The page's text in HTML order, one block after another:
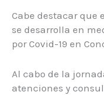
Cabe destacar que
se desarrolla en
por Covid-19 en
Al cabo de la
atenciones y